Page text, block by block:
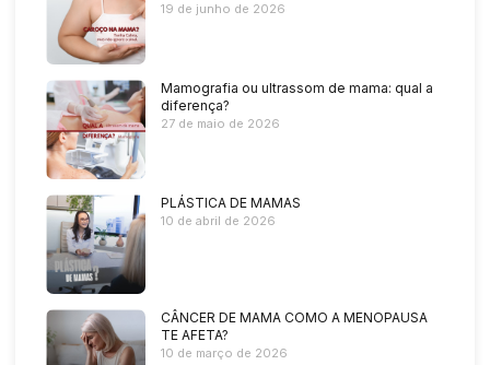
19 de junho de 2026
Mamografia ou ultrassom de mama: qual a
diferença?
27 de maio de 2026
PLÁSTICA DE MAMAS
10 de abril de 2026
CÂNCER DE MAMA COMO A MENOPAUSA
TE AFETA?
10 de março de 2026